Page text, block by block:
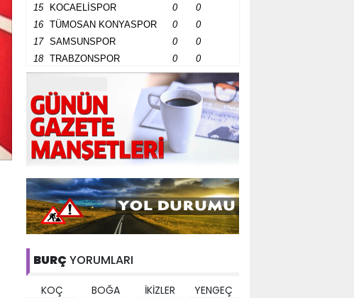
15
KOCAELİSPOR 0
0
16
TÜMOSAN KONYASPOR 0
0
17
SAMSUNSPOR 0
0
18
TRABZONSPOR 0 0
BURÇ YORUMLARI
KOÇ BOĞA İKİZLER YENGEÇ